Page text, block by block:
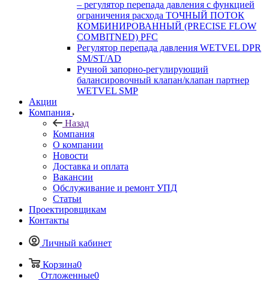
– регулятор перепада давления с функцией
ограничения расхода ТОЧНЫЙ ПОТОК
КОМБИНИРОВАННЫЙ (PRECISE FLOW
COMBIТNED) PFC
Регулятор перепада давления WETVEL DPR
SM/ST/AD
Ручной запорно-регулирующий
балансировочный клапан/клапан партнер
WETVEL SMP
Акции
Компания
Назад
Компания
О компании
Новости
Доставка и оплата
Вакансии
Обслуживание и ремонт УПД
Статьи
Проектировщикам
Контакты
Личный кабинет
Корзина0
Отложенные0